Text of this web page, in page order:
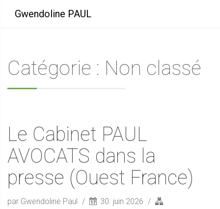
Gwendoline PAUL
Catégorie : Non classé
Le Cabinet PAUL
AVOCATS dans la
presse (Ouest France)
par Gwendoline Paul
30. juin 2026